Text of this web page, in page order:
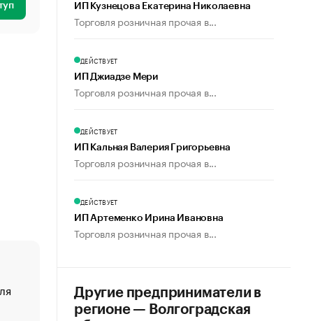
«От спорта тело стареет иначе». Как живет глава
создавшей GTA
ИП Кузнецова Екатерина Николаевна
Торговля розничная прочая в...
ДЕЙСТВУЕТ
ИП Джиадзе Мери
Торговля розничная прочая в...
ДЕЙСТВУЕТ
ИП Кальная Валерия Григорьевна
Торговля розничная прочая в...
ДЕЙСТВУЕТ
ИП Артеменко Ирина Ивановна
Торговля розничная прочая в...
Другие предприниматели в
регионе — Волгоградская